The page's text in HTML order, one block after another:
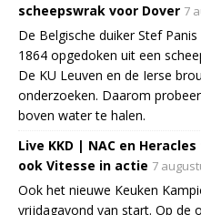
scheepswrak voor Dover 7
De Belgische duiker Stef
1864 opgedoken uit een
De KU Leuven en de Ierse
onderzoeken. Daarom
boven water te halen.
Live KKD | NAC en
ook Vitesse in actie 7
Ook het nieuwe Keuken
vrijdagavond van start. Op de